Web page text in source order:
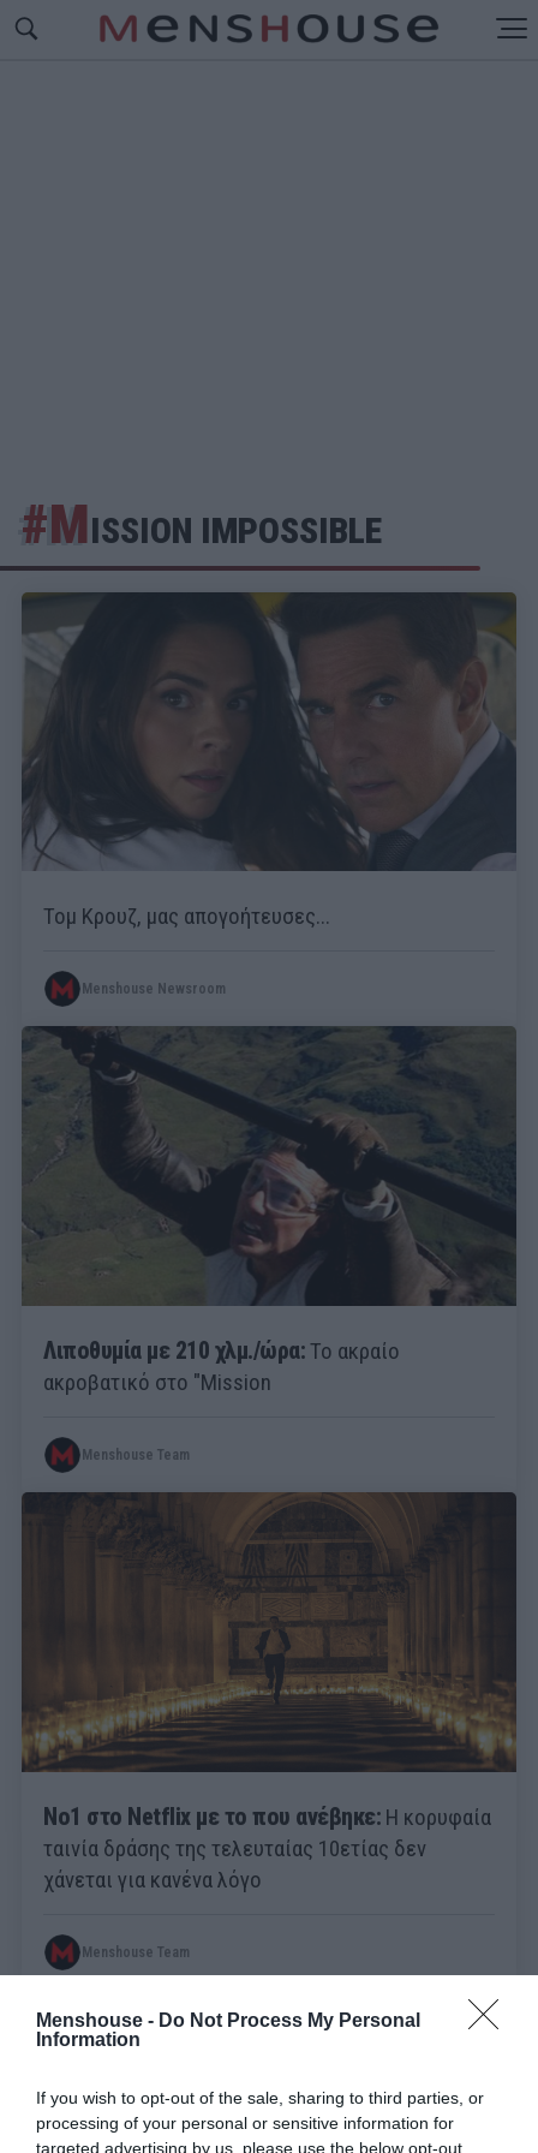
Menshouse - Do Not Process My Personal
Information
If you wish to opt-out of the sale, sharing to third parties, or
processing of your personal or sensitive information for
targeted advertising by us, please use the below opt-out
#MISSION IMPOSSIBLE
Τομ Κρουζ, μας απογοήτευσες...
Menshouse Newsroom
Λιποθυμία με 210 χλμ./ώρα:Το ακραίο
ακροβατικό στο "Mission
Menshouse Team
No1 στο Netflix με το που ανέβηκε: Η κορυφαία
ταινία δράσης της τελευταίας 10ετίας δεν
χάνεται για κανένα λόγο
Menshouse Team